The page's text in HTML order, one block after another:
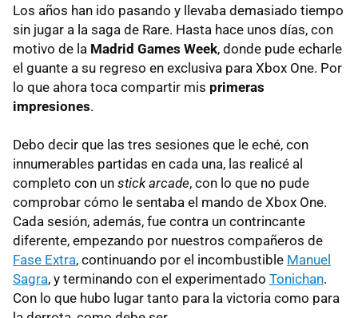
Los años han ido pasando y llevaba demasiado tiempo
sin jugar a la saga de Rare. Hasta hace unos días, con
motivo de la Madrid Games Week, donde pude echarle
el guante a su regreso en exclusiva para Xbox One. Por
lo que ahora toca compartir mis primeras
impresiones.
Debo decir que las tres sesiones que le eché, con
innumerables partidas en cada una, las realicé al
completo con un stick arcade, con lo que no pude
comprobar cómo le sentaba el mando de Xbox One.
Cada sesión, además, fue contra un contrincante
diferente, empezando por nuestros compañeros de
Fase Extra, continuando por el incombustible Manuel
Sagra, y terminando con el experimentado Tonichan.
Con lo que hubo lugar tanto para la victoria como para